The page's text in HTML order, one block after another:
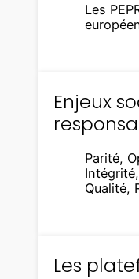
Les
Enjeux
Parité,
Qualité,
Les